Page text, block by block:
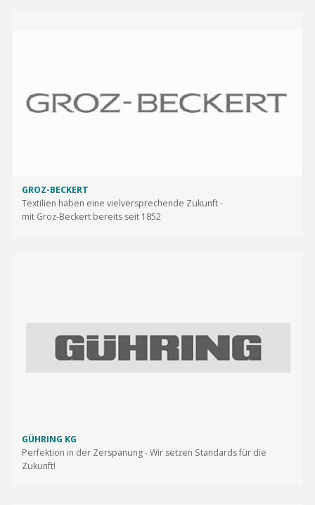
GROZ-BECKERT
Textilien haben eine vielversprechende Zukunft -
mit Groz-Beckert bereits seit 1852
GÜHRING KG
Perfektion in der Zerspanung - Wir setzen Standards für die
Zukunft!